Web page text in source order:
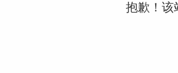
抱歉！该